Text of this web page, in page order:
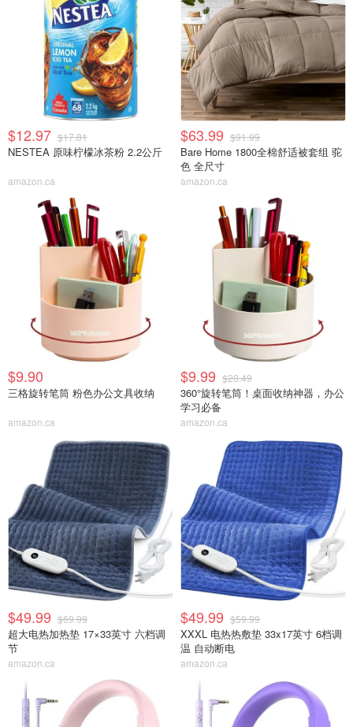
$12.97 $17.81
NESTEA 原味柠檬冰茶粉 2.2公斤
amazon.ca
$63.99 $91.99
Bare Home 1800全棉舒适被套组 驼
色 全尺寸
amazon.ca
$9.90
三格旋转笔筒 粉色办公文具收纳
amazon.ca
$9.99 $20.49
360°旋转笔筒！桌面收纳神器，办公
学习必备
amazon.ca
$49.99 $69.99
超大电热加热垫 17×33英寸 六档调
节
amazon.ca
$49.99 $59.99
XXXL 电热热敷垫 33x17英寸 6档调
温 自动断电
amazon.ca